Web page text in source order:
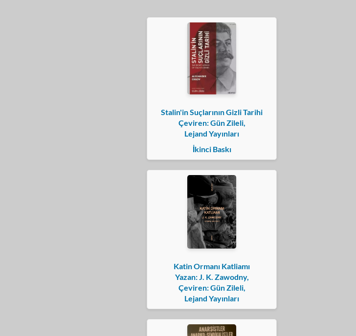
Stalin'in Suçlarının Gizli Tarihi
Çeviren: Gün Zileli,
Lejand Yayınları
İkinci Baskı
Katin Ormanı Katliamı
Yazan: J. K. Zawodny,
Çeviren: Gün Zileli,
Lejand Yayınları